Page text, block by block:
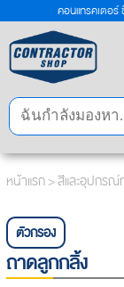
คอนแทรคเตอ
หน้าแรก>สีและอุปกรณ์
ตัวกรอง
ถาดลูกกลิ้ง